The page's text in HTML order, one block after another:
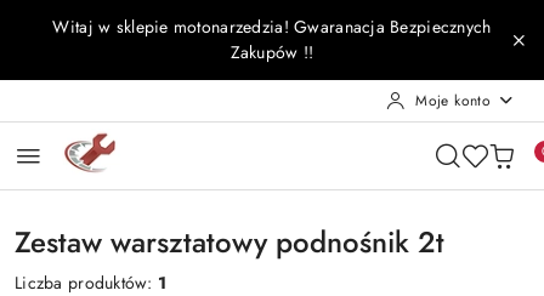
Przejdź do treści głównej
Przejdź do wyszukiwarki
Przejdź do moje konto
Przejdź do menu głównego
Przejdź do stopki
Witaj w sklepie motonarzedzia! Gwaranacja Bezpiecznych
Zakupów !!
Moje konto
Zestaw warsztatowy podnośnik 2t
Liczba produktów: 1